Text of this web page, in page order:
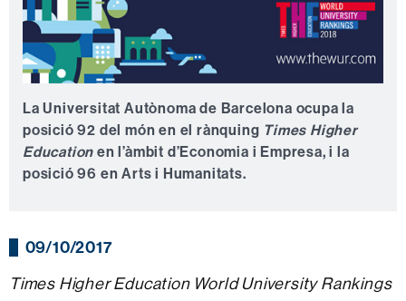
La Universitat Autònoma de Barcelona ocupa la
posició 92 del món en el rànquing Times Higher
Educationen l’àmbit d’Economia i Empresa, i la
posició 96 en Arts i Humanitats.
09/10/2017
Times Higher Education World University Rankings